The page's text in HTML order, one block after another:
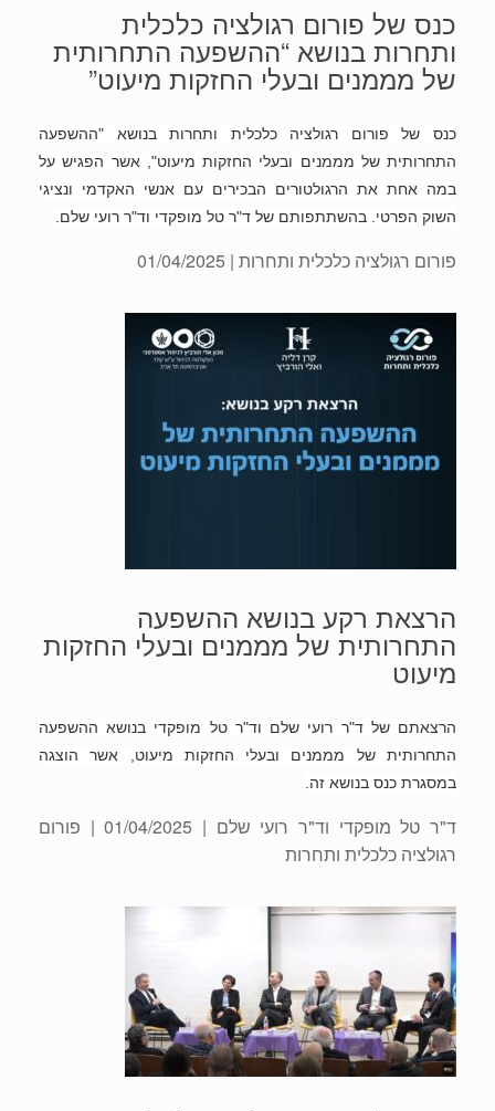
כנס של פורום רגולציה כלכלית
ותחרות בנושא “ההשפעה התחרותית
של מממנים ובעלי החזקות מיעוט”
כנס של פורום רגולציה כלכלית ותחרות בנושא "ההשפעה
התחרותית של מממנים ובעלי החזקות מיעוט", אשר הפגיש על
במה אחת את הרגולטורים הבכירים עם אנשי האקדמי ונציגי
השוק הפרטי. בהשתתפותם של ד"ר טל מופקדי וד"ר רועי שלם.
פורום רגולציה כלכלית ותחרות | 01/04/2025
הרצאת רקע בנושא ההשפעה
התחרותית של מממנים ובעלי החזקות
מיעוט
הרצאתם של ד"ר רועי שלם וד"ר טל מופקדי בנושא ההשפעה
התחרותית של מממנים ובעלי החזקות מיעוט, אשר הוצגה
במסגרת כנס בנושא זה.
ד"ר טל מופקדי וד"ר רועי שלם
| 01/04/2025 | פורום
רגולציה כלכלית ותחרות